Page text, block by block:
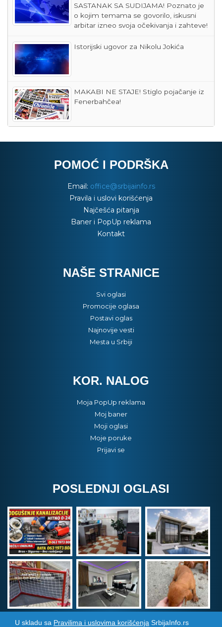
SASTANAK SA SUDIJAMA! Poznato je
o kojim temama se govorilo, iskusni
arbitar izneo svoja očekivanja i zahteve!
Istorijski ugovor za Nikolu Jokića
MAKABI NE STAJE! Stiglo pojačanje iz
Fenerbahčea!
POMOĆ I PODRŠKA
Email: office@srbijainfo.rs
Pravila i uslovi korišćenja
Najčešća pitanja
Baner i PopUp reklama
Kontakt
NAŠE STRANICE
Svi oglasi
Promocije oglasa
Postavi oglas
Najnovije vesti
Mesta u Srbiji
KOR. NALOG
Moja PopUp reklama
Moj baner
Moji oglasi
Moje poruke
Prijavi se
POSLEDNJI OGLASI
U skladu sa Pravilima i uslovima korišćenja SrbijaInfo.rs